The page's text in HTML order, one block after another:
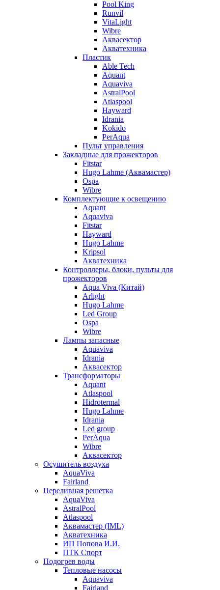
Pool King
Runvil
VitaLight
Wibre
Аквасектор
Акватехника
Пластик
Able Tech
Aquant
Aquaviva
AstralPool
Atlaspool
Hayward
Idrania
Kokido
PerAqua
Пульт управления
Закладные для прожекторов
Fitstar
Hugo Lahme (Аквамастер)
Ospa
Wibre
Комплектующие к освещению
Aquant
Aquaviva
Fitstar
Hayward
Hugo Lahme
Kripsol
Акватехника
Контроллеры, блоки, пульты для
прожекторов
Aqua Viva (Китай)
Arlight
Hugo Lahme
Led Group
Ospa
Wibre
Лампы запасные
Aquaviva
Idrania
Аквасектор
Трансформаторы
Aquant
Atlaspool
Hidrotermal
Hugo Lahme
Idrania
Led group
PerAqua
Wibre
Аквасектор
Осушитель воздуха
AquaViva
Fairland
Переливная решетка
AquaViva
AstralPool
Atlaspool
Аквамастер (IML)
Акватехника
ИП Попова И.И.
ПТК Спорт
Подогрев воды
Тепловые насосы
Aquaviva
Fairland